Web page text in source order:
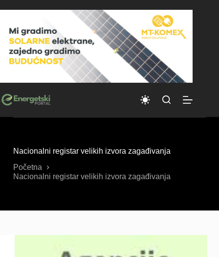
to
Nacionalni registar velikih izvora zagađivanja
Početna
Nacionalni registar velikih izvora zagađivanja